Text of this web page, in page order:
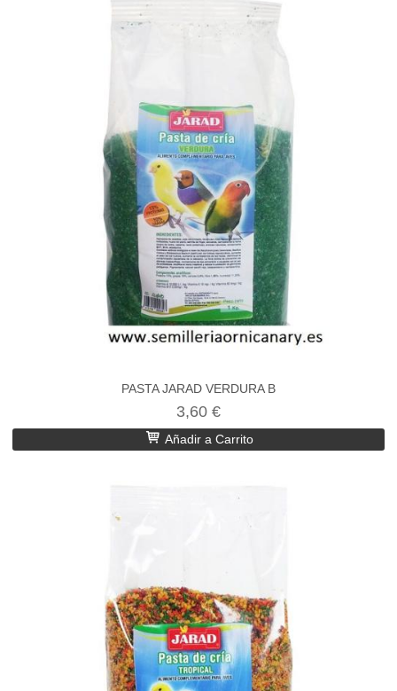
PASTA JARAD VERDURA B
3,60 €
Añadir a Carrito